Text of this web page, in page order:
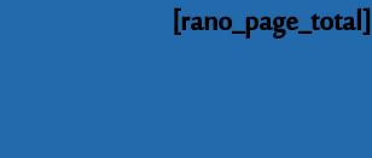
[rano_page_total]